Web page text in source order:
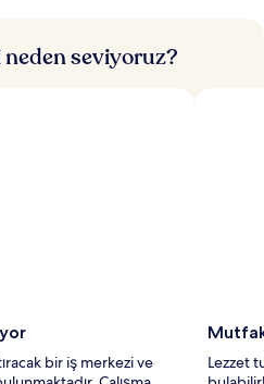
seviyoruz?
bir iş merkezi ve
Lezzet